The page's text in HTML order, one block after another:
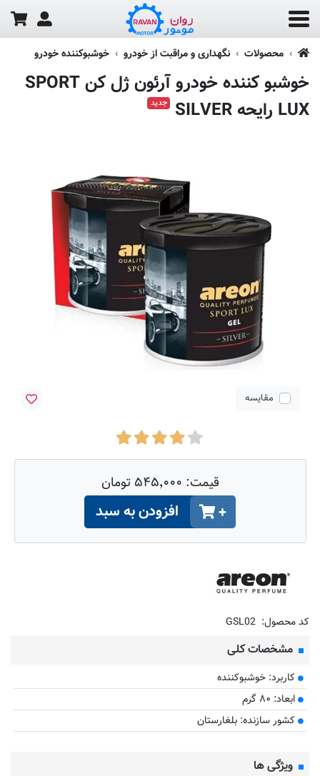
محصولات نگهداری و مراقبت از خودرو خوشبوکننده خودرو
خوشبو کننده خودرو آرئون ژل کن SPORT
LUX رایحه SILVER
جدید
مقایسه
قیمت: ۵۴۵٬۰۰۰ تومان
+ افزودن به سبد
کد محصول: GSL02
مشخصات کلی
کاربرد: خوشبوکننده
ابعاد: ۸۰ گرم
کشور سازنده: بلغارستان
ویژگی ها